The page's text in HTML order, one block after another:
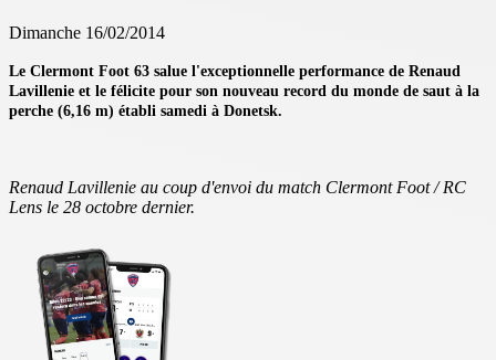
Dimanche 16/02/2014
Le Clermont Foot 63 salue l'exceptionnelle performance de Renaud
Lavillenie et le félicite pour son nouveau record du monde de saut à la
perche (6,16 m) établi samedi à Donetsk.
Renaud Lavillenie au coup d'envoi du match Clermont Foot / RC
Lens le 28 octobre dernier.